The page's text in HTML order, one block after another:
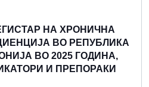
НА ХРОНИЧНА
ВО РЕПУБЛИКА
ВО 2025 ГОДИНА,
И ПРЕПОРАКИ